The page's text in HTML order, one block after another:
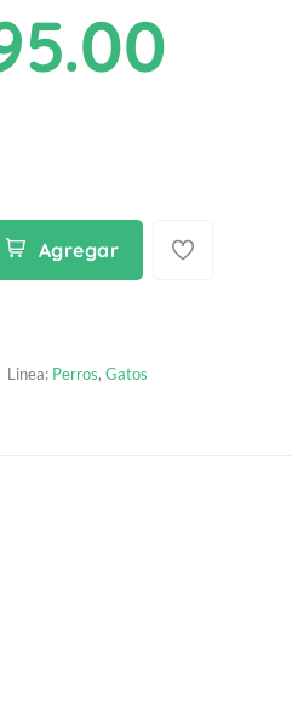
Agregar
Linea: Perros, Gatos